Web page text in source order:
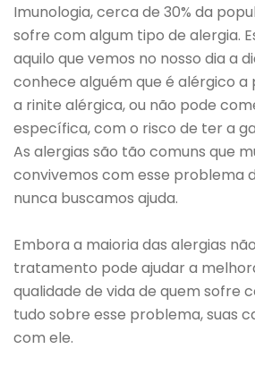
Imunologia, cerca de 30% da
sofre com algum tipo de alergia.
aquilo que vemos no nosso dia a
conhece alguém que é alérgico a
a rinite alérgica, ou não pode
específica, com o risco de ter a
As alergias são tão comuns que
convivemos com esse problema
nunca buscamos ajuda.
Embora a maioria das alergias
tratamento pode ajudar a
qualidade de vida de quem sofre
tudo sobre esse problema, suas
com ele.